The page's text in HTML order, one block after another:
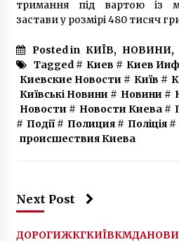
тримання під вартою із
застави у розмірі 480 тисяч
Posted in КИЇВ, НОВИНИ,
Tagged # Киев # Киев
Киевские Новости # Київ #
Київські Новини # Новини #
Новости # Новости Киева#
# Події# Полиция# Поліція#
происшествия Киева
Next Post
ДОРОГИЖКГКИЇВКМДА